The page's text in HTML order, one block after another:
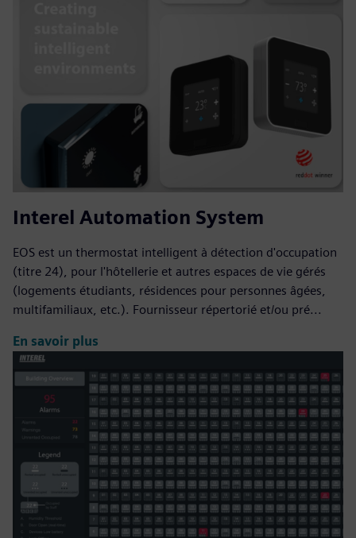
Interel Automation System
EOS est un thermostat intelligent à détection d'occupation
(titre 24), pour l'hôtellerie et autres espaces de vie gérés
(logements étudiants, résidences pour personnes âgées,
multifamiliaux, etc.). Fournisseur répertorié et/ou pré...
En savoir plus